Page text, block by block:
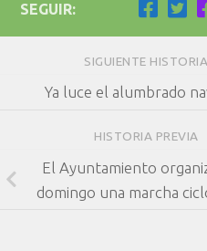
SEGUIR:
SIGUIENTE HISTORIA
Ya luce el alumbrado
HISTORIA PREVIA
El Ayuntamiento
domingo una marcha